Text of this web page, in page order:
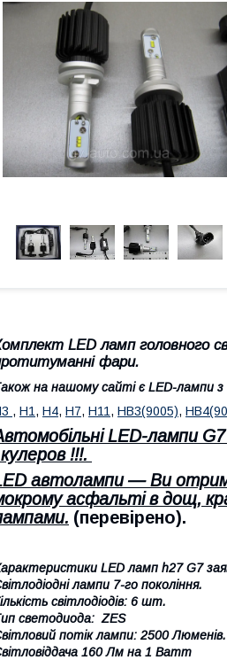
LED ламп головного
фари.
на нашому сайті є LED-лампи з
, H1 , H4, H7, H11 , HB3(9005),
LED-лампи G7
кулеров !!!.
автолампи — Ви
асфальті в дощ,
(перевірено).
LED ламп h27 G7
лампи 7-го покоління.
світлодіодів: 6 шт.
светодиода: ZES
потік лампи: 2500 Люменів.
160 Лм на 1 Ватт